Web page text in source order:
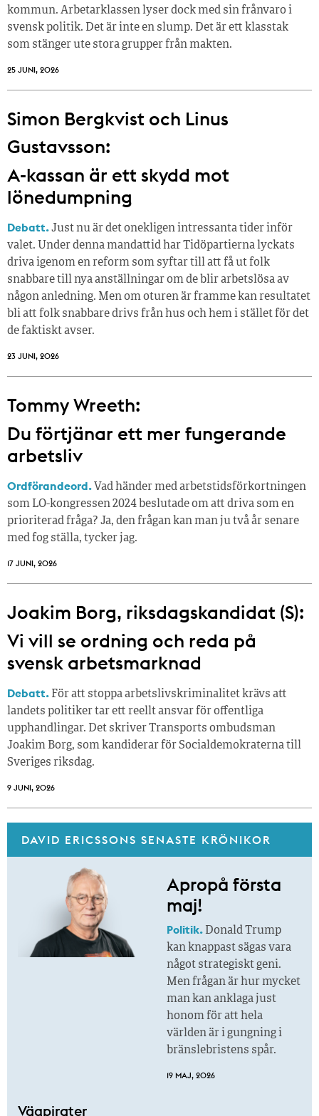
kommun. Arbetarklassen lyser dock med sin frånvaro i
svensk politik. Det är inte en slump. Det är ett klasstak
som stänger ute stora grupper från makt­en.
25 JUNI, 2026
Simon Bergkvist och Linus
Gustavsson:
A-kassan är ett skydd mot
lönedumpning
Debatt.Just nu är det onekligen intressanta tider inför
valet. Under denna mandattid har Tidöpartierna lyckats
driva igenom en reform som syftar till att få ut folk
snabbare till nya anställningar om de blir arbetslösa av
någon anledning. Men om oturen är framme kan resultatet
bli att folk snabbare drivs från hus och hem i stället för det
de faktiskt avser.
23 JUNI, 2026
Tommy Wreeth:
Du förtjänar ett mer fungerande
arbetsliv
Ordförandeord. Vad händer med arbetstidsförkortningen
som LO-kongressen 2024 beslutade om att driva som en
prioriterad fråga? Ja, den frågan kan man ju två år senare
med fog ställa, tycker jag.
17 JUNI, 2026
Joakim Borg, riksdagskandidat (S):
Vi vill se ordning och reda på
svensk arbetsmarknad
Debatt. För att stoppa arbetslivskriminalitet krävs att
landets politiker tar ett reellt ansvar för offentliga
upphandlingar. Det skriver Transports ombudsman
Joakim Borg, som kandiderar för Socialdemokraterna till
Sveriges riksdag.
9 JUNI, 2026
DAVID ERICSSONS SENASTE KRÖNIKOR
Apropå första
maj!
Politik. Donald Trump
kan knappast sägas vara
något strategiskt geni.
Men frågan är hur mycket
man kan anklaga just
honom för att hela
världen är i gungning i
bränslebristens spår.
19 MAJ, 2026
Vägpirater